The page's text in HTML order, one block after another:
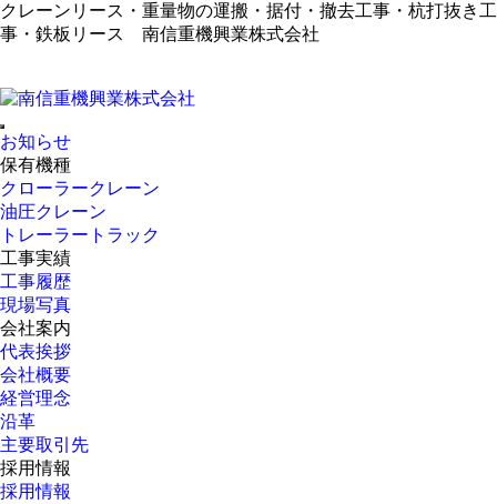
クレーンリース・重量物の運搬・据付・撤去工事・杭打抜き工
事・鉄板リース 南信重機興業株式会社
お知らせ
保有機種
クローラークレーン
油圧クレーン
トレーラートラック
工事実績
工事履歴
現場写真
会社案内
代表挨拶
会社概要
経営理念
沿革
主要取引先
採用情報
採用情報